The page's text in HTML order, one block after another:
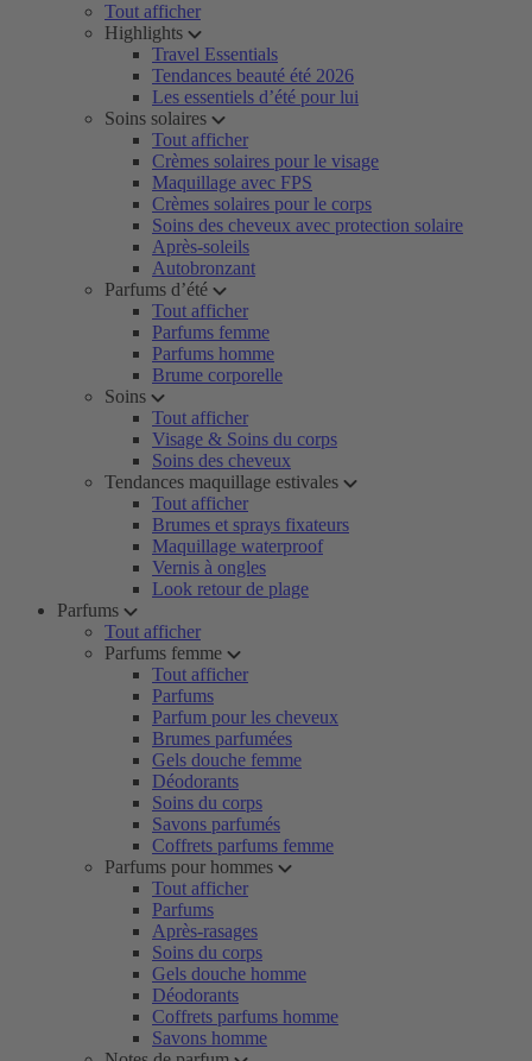
Tout afficher
Highlights
Travel Essentials
Tendances beauté été 2026
Les essentiels d’été pour lui
Soins solaires
Tout afficher
Crèmes solaires pour le visage
Maquillage avec FPS
Crèmes solaires pour le corps
Soins des cheveux avec protection solaire
Après-soleils
Autobronzant
Parfums d’été
Tout afficher
Parfums femme
Parfums homme
Brume corporelle
Soins
Tout afficher
Visage & Soins du corps
Soins des cheveux
Tendances maquillage estivales
Tout afficher
Brumes et sprays fixateurs
Maquillage waterproof
Vernis à ongles
Look retour de plage
Parfums
Tout afficher
Parfums femme
Tout afficher
Parfums
Parfum pour les cheveux
Brumes parfumées
Gels douche femme
Déodorants
Soins du corps
Savons parfumés
Coffrets parfums femme
Parfums pour hommes
Tout afficher
Parfums
Après-rasages
Soins du corps
Gels douche homme
Déodorants
Coffrets parfums homme
Savons homme